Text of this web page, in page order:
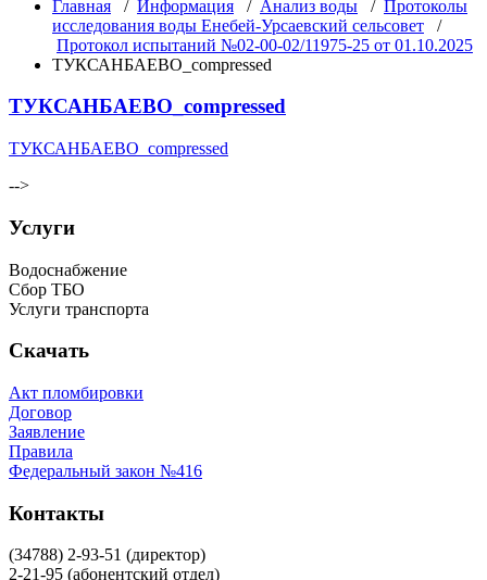
Главная / Информация / Анализ воды / Протоколы
исследования воды Енебей-Урсаевский сельсовет /
Протокол испытаний №02-00-02/11975-25 от 01.10.2025
ТУКСАНБАЕВО_compressed
ТУКСАНБАЕВО_compressed
ТУКСАНБАЕВО_compressed
-->
Услуги
Водоснабжение
Сбор ТБО
Услуги транспорта
Скачать
Акт пломбировки
Договор
Заявление
Правила
Федеральный закон №416
Контакты
(34788) 2-93-51 (директор)
2-21-95 (абонентский отдел)